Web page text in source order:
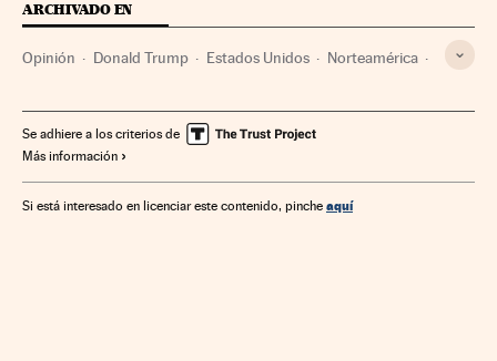
ARCHIVADO EN
Opinión Donald Trump Estados Unidos Norteamérica
Economía Banca Finanzas
Se adhiere a los criterios de
Más información
Si está interesado en licenciar este contenido, pinche aquí